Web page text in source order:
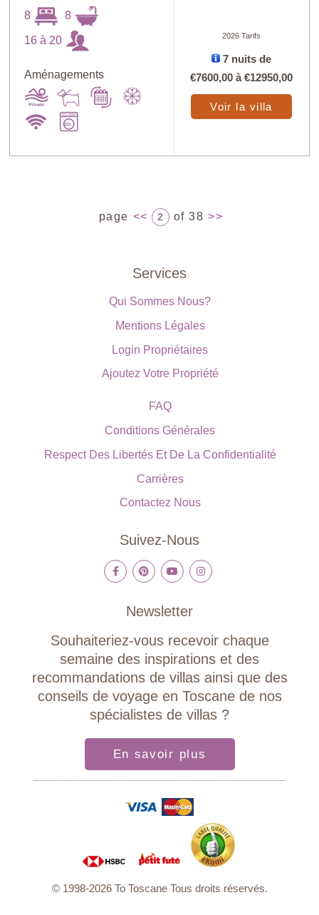
8 8
16 à 20
Aménagements
2026 Tarifs
7 nuits de
€7600,00 à€12950,00
Voir la villa
page << 2 of 38 >>
Services
Qui Sommes Nous?
Mentions Légales
Login Propriétaires
Ajoutez Votre Propriété
FAQ
Conditions Générales
Respect Des Libertés Et De La Confidentialité
Carrières
Contactez Nous
Suivez-Nous
Newsletter
Souhaiteriez-vous recevoir chaque
semaine des inspirations et des
recommandations de villas ainsi que des
conseils de voyage en Toscane de nos
spécialistes de villas ?
En savoir plus
© 1998-2026 To Toscane Tous droits réservés.